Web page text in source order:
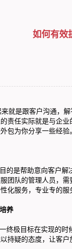
如何有效
跟客户沟通，解答
责任实际就是与企
包为你分享一些经验
帮助意向客户解决
团队的管理人员，
化服务，专业专的
养
目标在实现的时候
持疑的态度，让客